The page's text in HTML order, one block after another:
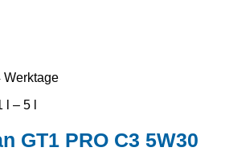
Werktage
– 5
GT1 PRO C3 5W30